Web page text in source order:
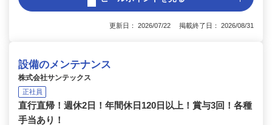
更新日： 2026/07/22 掲載終了日： 2026/08/31
設備のメンテナンス
株式会社サンテックス
正社員
直行直帰！週休2日！年間休日120日以上！賞与3回！各種
手当あり！